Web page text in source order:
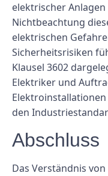
elektrischer
Nichtbeachtung
elektrischen
Sicherheitsrisiken
Klausel 3602
Elektriker und
den
Abschluss
Das Verständnis